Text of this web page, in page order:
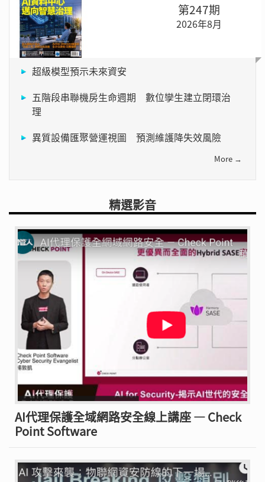
第247期
2026年8月
超級模型預示未來資安
五階段串聯機房生命週期 數位孿生建立閉環治
理
異質設備匯聚營運視圖 預測維護降失效風險
More →
精選影音
AI代理保護全域網路安全線上講座 — Check
Point Software